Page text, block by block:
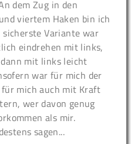
dem Zug in den
viertem Haken bin ich
sicherste Variante war
eindrehen mit links,
mit links leicht
war für mich der
für mich auch mit Kraft
wer davon genug
als mir.
sagen...